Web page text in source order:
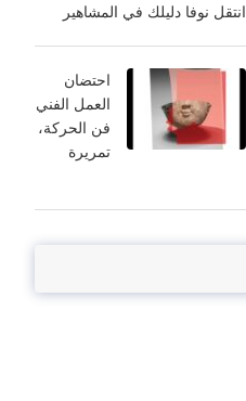
انتقل نوفا دليلك في المشاهير
احتضان
العمل الفني
فن الحركة،
تمريرة